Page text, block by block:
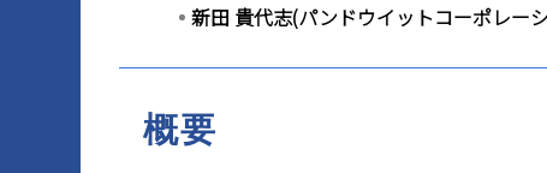
新田 貴代志(パンドウイットコーポレー
概要